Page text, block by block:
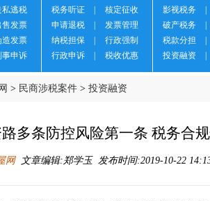
私逃税
售发票
造发票
事申诉
税务听证
核定征收
申请退税
发票管理
纳税担保
行政强制
行政申诉
税收优惠
影视税务
破产税务
税款分担
投资融资
> 民商涉税案件 > 投资融资
多条防控风险第一条 税务合
网文章编辑:郑学玉 发布时间:2019-10-22